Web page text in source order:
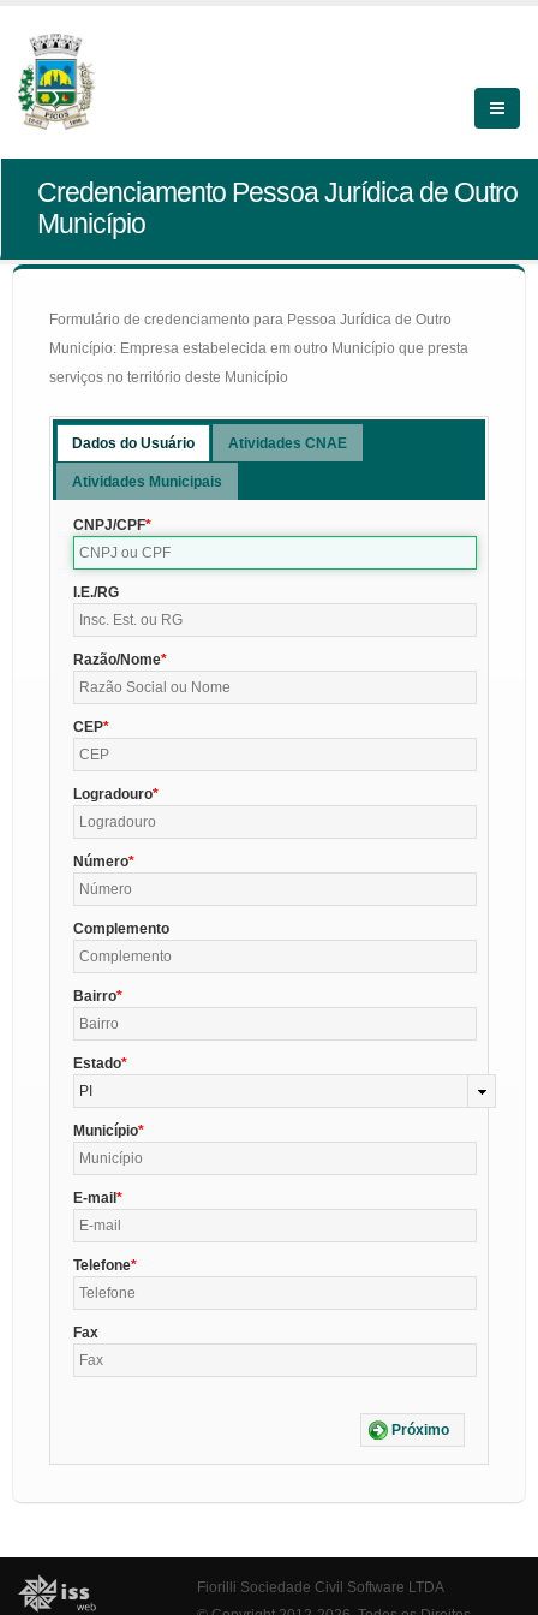
Credenciamento Pessoa Jurídica de Outro
Município
Formulário de credenciamento para Pessoa Jurídica de Outro
Município: Empresa estabelecida em outro Município que presta
serviços no território deste Município
Dados do Usuário Atividades CNAE
Atividades Municipais
CNPJ/CPF
I.E./RG
Razão/Nome
CEP
Logradouro
Número
Complemento
Bairro
Estado
PI
Município
E-mail
Telefone
Fax
Próximo
Fiorilli Sociedade Civil Software LTDA